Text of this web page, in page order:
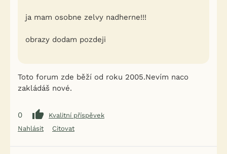
ja mam osobne zelvy nadherne!!!
obrazy dodam pozdeji
Toto forum zde běží od roku 2005.Nevím naco
zakládáš nové.
0
Kvalitní příspěvek
Nahlásit
Citovat